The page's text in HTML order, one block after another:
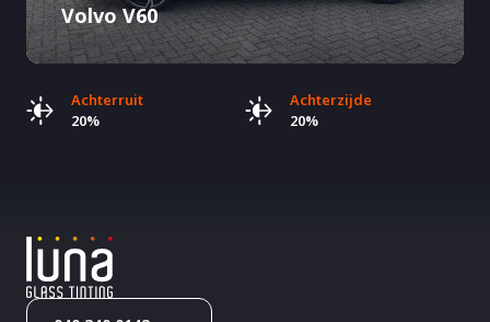
Volvo V60
Achterruit
20%
Achterzijde
20%